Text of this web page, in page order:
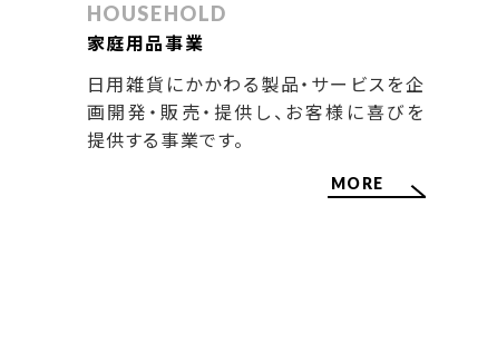
HOUSEHOLD
家庭用品事業
日用雑貨にかかわる製品・サービスを企
画開発・販売・提供し、お客様に喜びを
提供する事業です。
MORE